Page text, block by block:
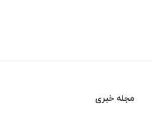
مجله خبری